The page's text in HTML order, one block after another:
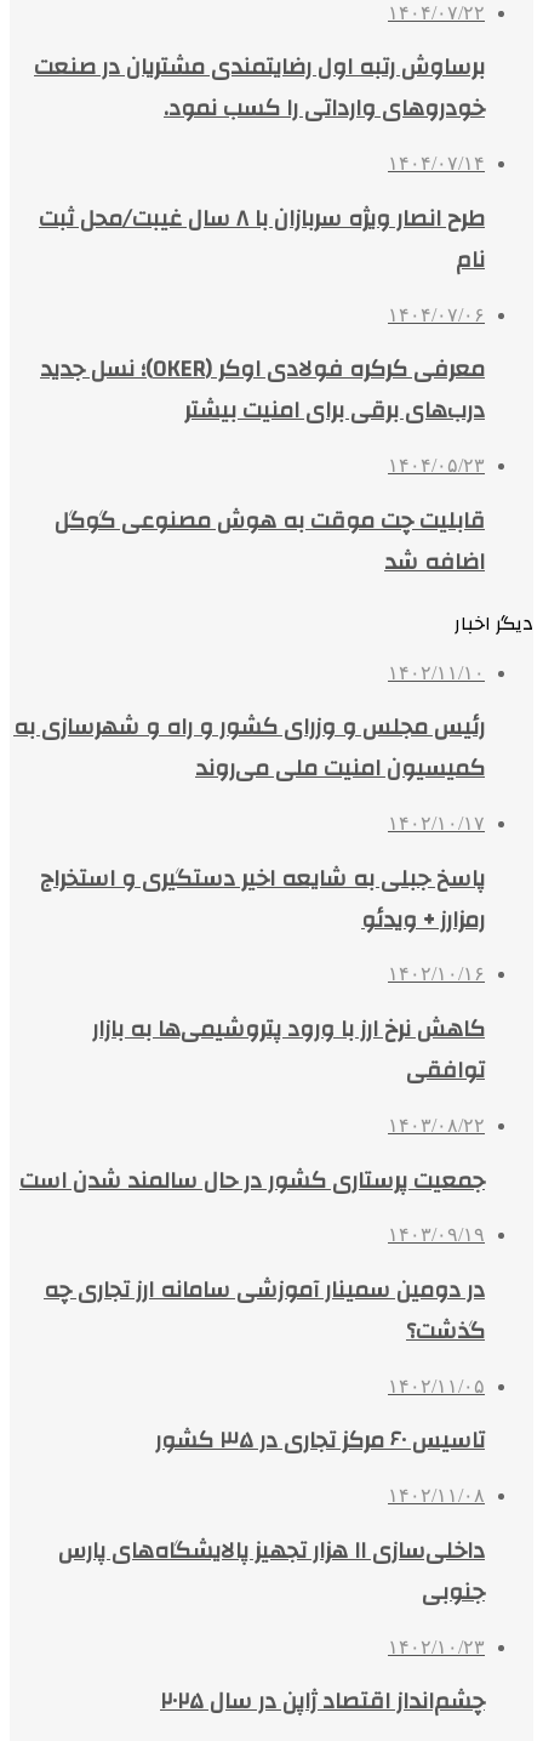
۱۴۰۴/۰۷/۲۲
برساوش رتبه اول رضایتمندی مشتریان در صنعت
خودروهای وارداتی را کسب نمود.
۱۴۰۴/۰۷/۱۴
طرح انصار ویژه سربازان با ۸ سال غیبت/محل ثبت
نام
۱۴۰۴/۰۷/۰۶
معرفی کرکره فولادی اوکر (OKER)؛ نسل جدید
درب‌های برقی برای امنیت بیشتر
۱۴۰۴/۰۵/۲۳
قابلیت چت موقت به هوش مصنوعی گوگل
اضافه شد
دیگر اخبار
۱۴۰۲/۱۱/۱۰
رئیس مجلس و وزرای کشور و راه و شهرسازی به
کمیسیون امنیت ملی می‌روند
۱۴۰۲/۱۰/۱۷
پاسخ جبلی به شایعه اخیر دستگیری و استخراج
رمزارز + ویدئو
۱۴۰۲/۱۰/۱۶
کاهش نرخ ارز با ورود پتروشیمی‌ها به بازار
توافقی
۱۴۰۳/۰۸/۲۲
جمعیت پرستاری کشور در حال سالمند شدن است
۱۴۰۳/۰۹/۱۹
در دومین سمینار آموزشی سامانه ارز تجاری چه
گذشت؟
۱۴۰۲/۱۱/۰۵
تاسیس ۶۰ مرکز تجاری در ۳۵ کشور
۱۴۰۲/۱۱/۰۸
داخلی‌سازی ۱۱ هزار تجهیز پالایشگاه‌های پارس
جنوبی
۱۴۰۲/۱۰/۲۳
چشم‌انداز اقتصاد ژاپن در سال ۲۰۲۵